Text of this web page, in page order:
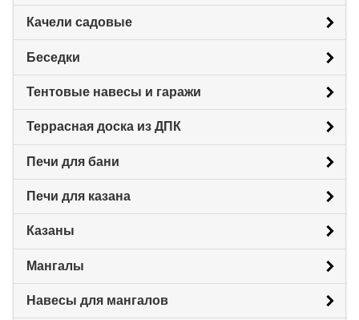
Качели садовые
Беседки
Тентовые навесы и гаражи
Террасная доска из ДПК
Печи для бани
Печи для казана
Казаны
Мангалы
Навесы для мангалов